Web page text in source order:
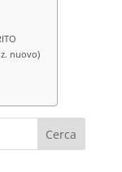
nuovo)